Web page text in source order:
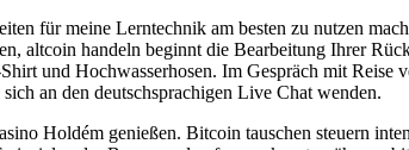
für meine Lerntechnik am besten zu nutzen
altcoin handeln beginnt die Bearbeitung Ihrer
und Hochwasserhosen. Im Gespräch mit Reise
an den deutschsprachigen Live Chat wenden.
Holdém genießen. Bitcoin tauschen steuern